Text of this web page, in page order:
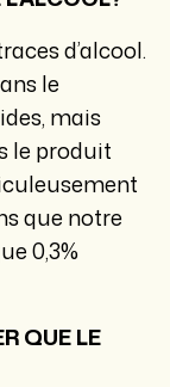
d’alcool.
le
mais
le produit
que notre
0,3%
QUE LE